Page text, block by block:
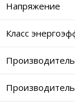
Напряжение
Класс